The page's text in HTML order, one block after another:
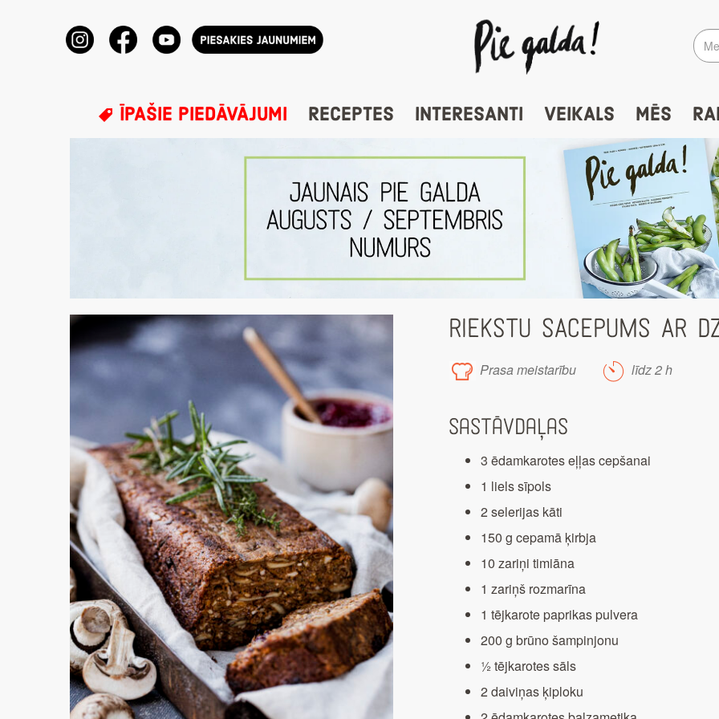
ĪPAŠIE PIEDĀVĀJUMI RECEPTES INTERESANTI VEIKALS MĒS
RIEKSTU SACEPUMS AR
Prasa meistarību līdz 2 h
Sastāvdaļas
3 ēdamkarotes eļļas cepšanai
1 liels sīpols
2 selerijas kāti
150 g cepamā ķirbja
10 zariņi timiāna
1 zariņš rozmarīna
1 tējkarote paprikas pulvera
200 g brūno šampinjonu
½ tējkarotes sāls
2 daiviņas ķiploku